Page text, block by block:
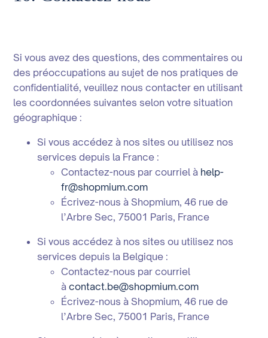
Si vous avez des questions, des commentaires ou
des préoccupations au sujet de nos pratiques de
confidentialité, veuillez nous contacter en utilisant
les coordonnées suivantes selon votre situation
géographique :
Si vous accédez à nos sites ou utilisez nos
services depuis la France :
Contactez-nous par courriel à help-
fr@shopmium.com
Écrivez-nous à Shopmium, 46 rue de
l’Arbre Sec, 75001 Paris, France
Si vous accédez à nos sites ou utilisez nos
services depuis la Belgique :
Contactez-nous par courriel
àcontact.be@shopmium.com
Écrivez-nous à Shopmium, 46 rue de
l’Arbre Sec, 75001 Paris, France